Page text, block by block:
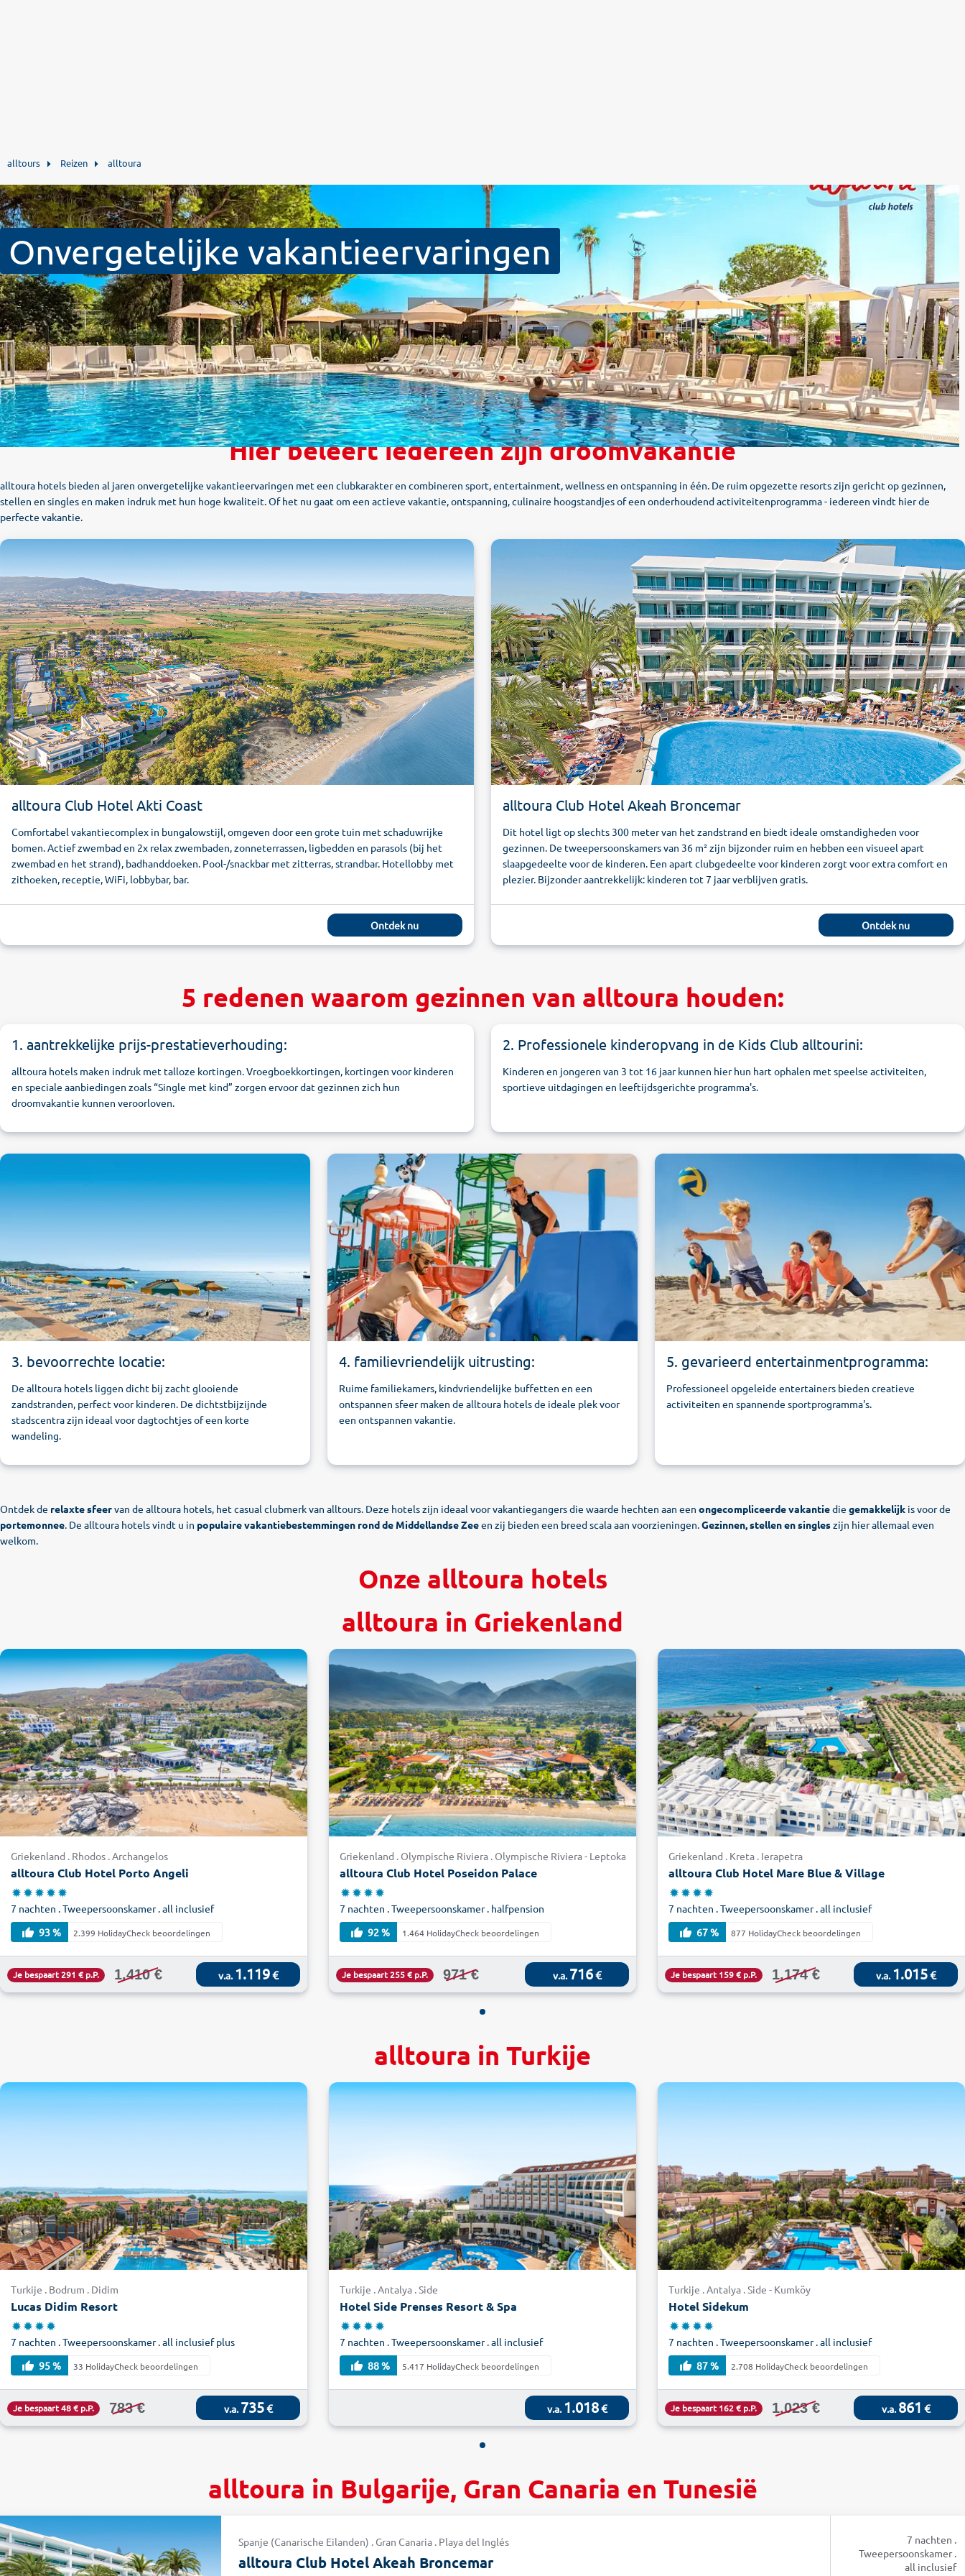
alltours Reizen alltoura
Onvergetelijke vakantieervaringen
Hier beleeft iedereen zijn droomvakantie
alltoura hotels bieden al jaren onvergetelijke vakantieervaringen met een clubkarakter en combineren sport, entertainment, wellness en ontspanning in één. De ruim opgezette resorts zijn gericht op gezinnen,
stellen en singles en maken indruk met hun hoge kwaliteit. Of het nu gaat om een actieve vakantie, ontspanning, culinaire hoogstandjes of een onderhoudend activiteitenprogramma - iedereen vindt hier de
perfecte vakantie.
alltoura Club Hotel Akti Coast
Comfortabel vakantiecomplex in bungalowstijl, omgeven door een grote tuin met schaduwrijke
bomen. Actief zwembad en 2x relax zwembaden, zonneterrassen, ligbedden en parasols (bij het
zwembad en het strand), badhanddoeken. Pool-/snackbar met zitterras, strandbar. Hotellobby met
zithoeken, receptie, WiFi, lobbybar, bar.
Ontdek nu
alltoura Club Hotel Akeah Broncemar
Dit hotel ligt op slechts 300 meter van het zandstrand en biedt ideale omstandigheden voor
gezinnen. De tweepersoonskamers van 36 m² zijn bijzonder ruim en hebben een visueel apart
slaapgedeelte voor de kinderen. Een apart clubgedeelte voor kinderen zorgt voor extra comfort en
plezier. Bijzonder aantrekkelijk: kinderen tot 7 jaar verblijven gratis.
Ontdek nu
5 redenen waarom gezinnen van alltoura houden:
1. aantrekkelijke prijs-prestatieverhouding:
alltoura hotels maken indruk met talloze kortingen. Vroegboekkortingen, kortingen voor kinderen
en speciale aanbiedingen zoals “Single met kind” zorgen ervoor dat gezinnen zich hun
droomvakantie kunnen veroorloven.
2. Professionele kinderopvang in de Kids Club alltourini:
Kinderen en jongeren van 3 tot 16 jaar kunnen hier hun hart ophalen met speelse activiteiten,
sportieve uitdagingen en leeftijdsgerichte programma's.
3. bevoorrechte locatie:
De alltoura hotels liggen dicht bij zacht glooiende
zandstranden, perfect voor kinderen. De dichtstbijzijnde
stadscentra zijn ideaal voor dagtochtjes of een korte
wandeling.
4. familievriendelijk uitrusting:
Ruime familiekamers, kindvriendelijke buffetten en een
ontspannen sfeer maken de alltoura hotels de ideale plek voor
een ontspannen vakantie.
5. gevarieerd entertainmentprogramma:
Professioneel opgeleide entertainers bieden creatieve
activiteiten en spannende sportprogramma's.
Ontdek de relaxte sfeervan de alltoura hotels, het casual clubmerk van alltours. Deze hotels zijn ideaal voor vakantiegangers die waarde hechten aan een ongecompliceerde vakantiedie gemakkelijk is voor de
portemonnee. De alltoura hotels vindt u in populaire vakantiebestemmingen rond de Middellandse Zeeen zij bieden een breed scala aan voorzieningen.Gezinnen, stellen en singleszijn hier allemaal even
welkom.
Onze alltoura hotels
alltoura in Griekenland
Griekenland . Rhodos . Archangelos
alltoura Club Hotel Porto Angeli
7 nachten . Tweepersoonskamer . all inclusief
93 %
2.399 HolidayCheck beoordelingen
1.410 €
Je bespaart 291 € p.P. v.a.1.119€
Griekenland . Olympische Riviera . Olympische Riviera - Leptokaria
alltoura Club Hotel Poseidon Palace
7 nachten . Tweepersoonskamer . halfpension
92 %
1.464 HolidayCheck beoordelingen
971 €
Je bespaart 255 € p.P. v.a.716€
Griekenland . Kreta . Ierapetra
alltoura Club Hotel Mare Blue & Village
7 nachten . Tweepersoonskamer . all inclusief
67 %
877 HolidayCheck beoordelingen
1.174 €
Je bespaart 159 € p.P. v.a.1.015€
alltoura in Turkije
Turkije . Bodrum . Didim
Lucas Didim Resort
7 nachten . Tweepersoonskamer . all inclusief plus
95 %
33 HolidayCheck beoordelingen
783 €
Je bespaart 48 € p.P. v.a.735€
Turkije . Antalya . Side
Hotel Side Prenses Resort & Spa
7 nachten . Tweepersoonskamer . all inclusief
88 %
5.417 HolidayCheck beoordelingen
v.a.1.018€
Turkije . Antalya . Side - Kumköy
Hotel Sidekum
7 nachten . Tweepersoonskamer . all inclusief
87 %
2.708 HolidayCheck beoordelingen
1.023 €
Je bespaart 162 € p.P. v.a.861 €
alltoura in Bulgarije, Gran Canaria en Tunesië
Spanje (Canarische Eilanden) . Gran Canaria . Playa del Inglés
alltoura Club Hotel Akeah Broncemar
7 nachten .
Tweepersoonskamer .
all inclusief